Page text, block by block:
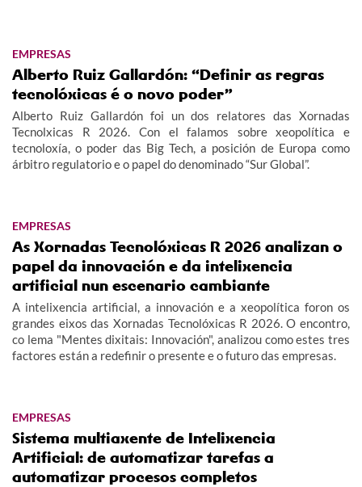
EMPRESAS
Alberto Ruiz Gallardón: “Definir as regras
tecnolóxicas é o novo poder”
Alberto Ruiz Gallardón foi un dos relatores das Xornadas
Tecnolxicas R 2026. Con el falamos sobre xeopolítica e
tecnoloxía, o poder das Big Tech, a posición de Europa como
árbitro regulatorio e o papel do denominado “Sur Global”.
EMPRESAS
As Xornadas Tecnolóxicas R 2026 analizan o
papel da innovación e da intelixencia
artificial nun escenario cambiante
A intelixencia artificial, a innovación e a xeopolítica foron os
grandes eixos das Xornadas Tecnolóxicas R 2026. O encontro,
co lema "Mentes dixitais: Innovación", analizou como estes tres
factores están a redefinir o presente e o futuro das empresas.
EMPRESAS
Sistema multiaxente de Intelixencia
Artificial: de automatizar tarefas a
automatizar procesos completos